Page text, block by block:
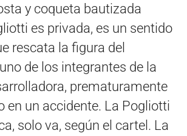
y coqueta bautizada
es privada, es un sentido
rescata la figura del
de los integrantes de la
prematuramente
en un accidente. La Pogliotti
solo va, según el cartel. La